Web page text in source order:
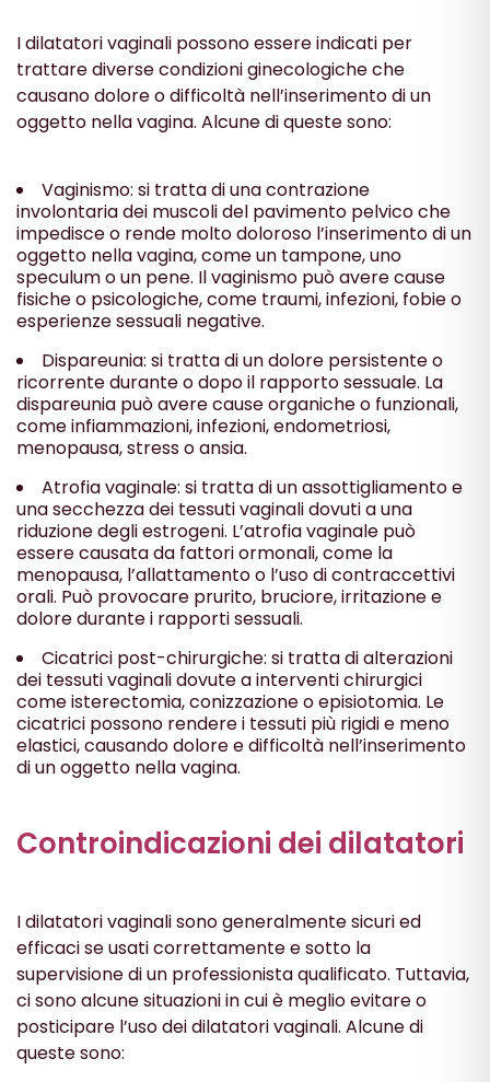
I dilatatori vaginali possono essere indicati per
trattare diverse condizioni ginecologiche che
causano dolore o difficoltà nell’inserimento di un
oggetto nella vagina. Alcune di queste sono:
Vaginismo: si tratta di una contrazione
involontaria dei muscoli del pavimento pelvico che
impedisce o rende molto doloroso l’inserimento di un
oggetto nella vagina, come un tampone, uno
speculum o un pene. Il vaginismo può avere cause
fisiche o psicologiche, come traumi, infezioni, fobie o
esperienze sessuali negative.
Dispareunia: si tratta di un dolore persistente o
ricorrente durante o dopo il rapporto sessuale. La
dispareunia può avere cause organiche o funzionali,
come infiammazioni, infezioni, endometriosi,
menopausa, stress o ansia.
Atrofia vaginale: si tratta di un assottigliamento e
una secchezza dei tessuti vaginali dovuti a una
riduzione degli estrogeni. L’atrofia vaginale può
essere causata da fattori ormonali, come la
menopausa, l’allattamento o l’uso di contraccettivi
orali. Può provocare prurito, bruciore, irritazione e
dolore durante i rapporti sessuali.
Cicatrici post-chirurgiche: si tratta di alterazioni
dei tessuti vaginali dovute a interventi chirurgici
come isterectomia, conizzazione o episiotomia. Le
cicatrici possono rendere i tessuti più rigidi e meno
elastici, causando dolore e difficoltà nell’inserimento
di un oggetto nella vagina.
Controindicazioni dei dilatatori
I dilatatori vaginali sono generalmente sicuri ed
efficaci se usati correttamente e sotto la
supervisione di un professionista qualificato. Tuttavia,
ci sono alcune situazioni in cui è meglio evitare o
posticipare l’uso dei dilatatori vaginali. Alcune di
queste sono: